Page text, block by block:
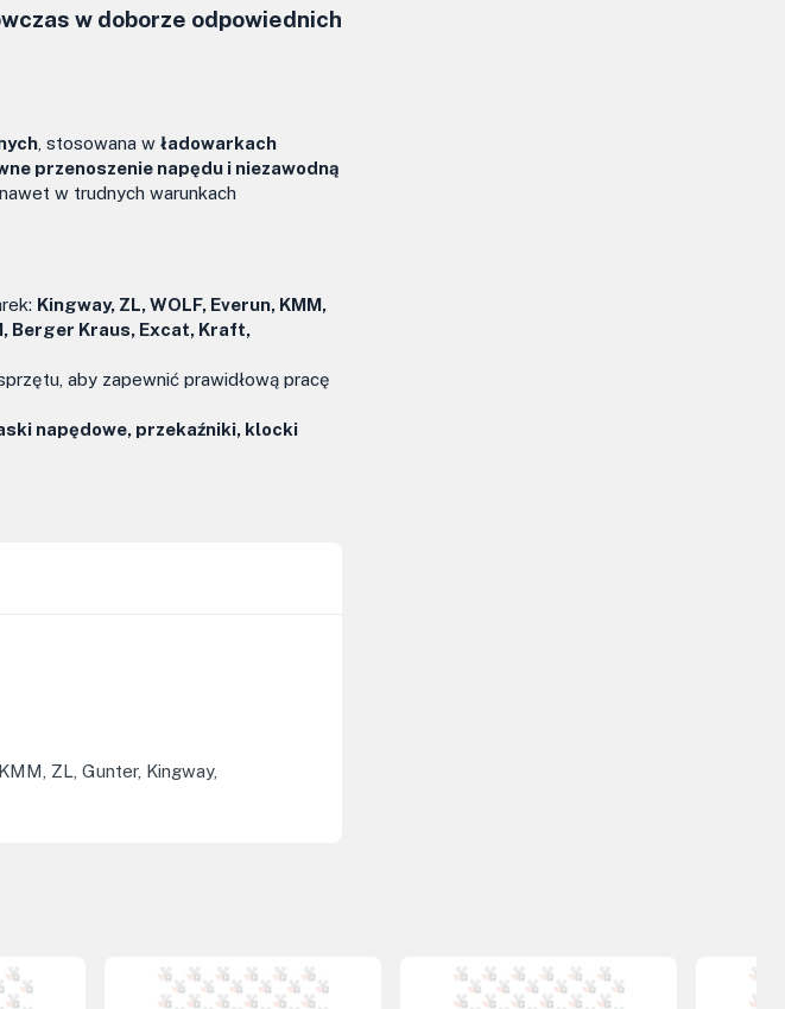
w doborze odpowiednich
, stosowana w ładowarkach
przenoszenie napędu i niezawodną
w trudnych warunkach
Kingway, ZL, WOLF, Everun, KMM,
Berger Kraus, Excat, Kraft,
aby zapewnić prawidłową pracę
napędowe, przekaźniki, klocki
ZL, Gunter, Kingway,